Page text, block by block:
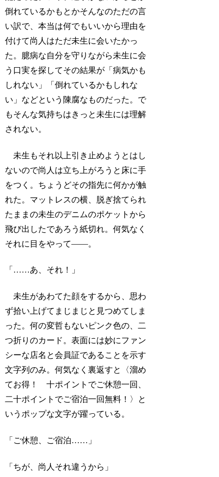
倒れているかもとかそんなのただの言
い訳で、本当は何でもいいから理由を
付けて尚人はただ未生に会いたかっ
た。臆病な自分を守りながら未生に会
う口実を探してその結果が「病気かも
しれない」「倒れているかもしれな
い」などという陳腐なものだった。で
もそんな気持ちはきっと未生には理解
されない。
未生もそれ以上引き止めようとはし
ないので尚人は立ち上がろうと床に手
をつく。ちょうどその指先に何かが触
れた。マットレスの横、脱ぎ捨てられ
たままの未生のデニムのポケットから
飛び出したであろう紙切れ。何気なく
それに目をやって――。
「……あ、それ！」
未生があわてた顔をするから、思わ
ず拾い上げてまじまじと見つめてしま
った。何の変哲もないピンク色の、二
つ折りのカード。表面には妙にファン
シーな店名と会員証であることを示す
文字列のみ。何気なく裏返すと〈溜め
てお得！ 十ポイントでご休憩一回、
二十ポイントでご宿泊一回無料！〉と
いうポップな文字が躍っている。
「ご休憩、ご宿泊……」
「ちが、尚人それ違うから」